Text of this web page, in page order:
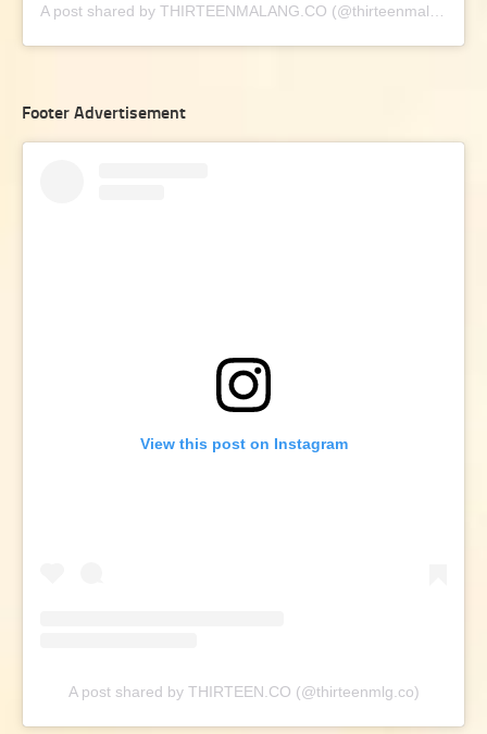
Footer Advertisement
View this post on Instagram
A post shared by THIRTEEN.CO (@thirteenmlg.co)